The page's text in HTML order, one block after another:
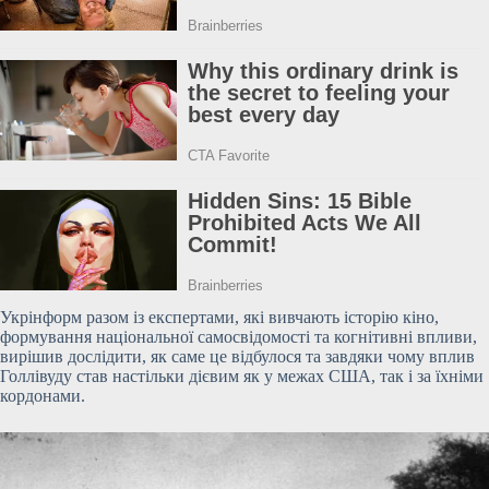
Укрінформ разом із експертами, які вивчають історію кіно,
формування національної самосвідомості та когнітивні впливи,
вирішив дослідити, як саме це відбулося та завдяки чому вплив
Голлівуду став настільки дієвим як у межах США, так і за їхніми
кордонами.